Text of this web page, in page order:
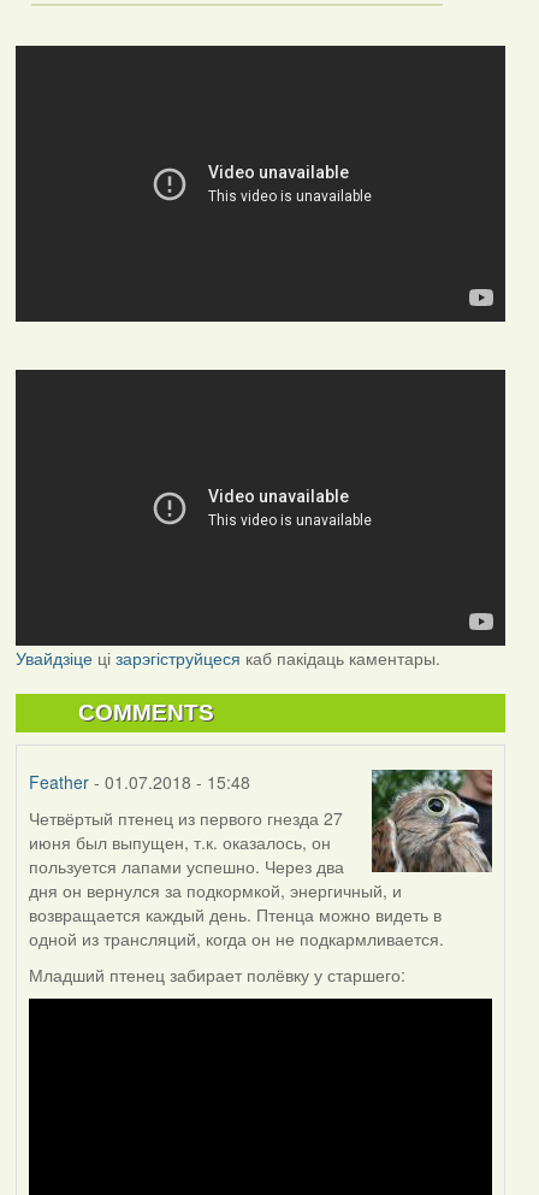
Увайдзіцеці зарэгіструйцеся каб пакідаць каментары.
COMMENTS
Feather- 01.07.2018 - 15:48
Четвёртый птенец из первого гнезда 27
июня был выпущен, т.к. оказалось, он
пользуется лапами успешно. Через два
дня он вернулся за подкормкой, энергичный, и
возвращается каждый день. Птенца можно видеть в
одной из трансляций, когда он не подкармливается.
Младший птенец забирает полёвку у старшего: